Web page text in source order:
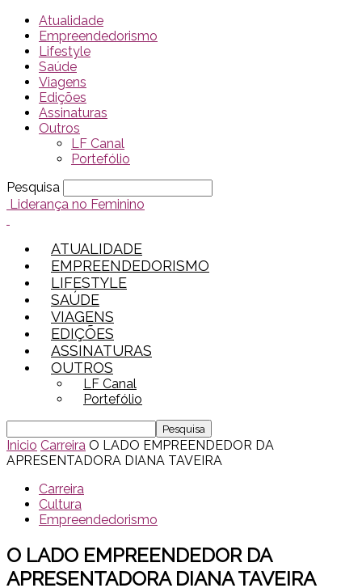
Atualidade
Empreendedorismo
Lifestyle
Saúde
Viagens
Edições
Assinaturas
Outros
LF Canal
Portefólio
Pesquisa
Liderança no Feminino
ATUALIDADE
EMPREENDEDORISMO
LIFESTYLE
SAÚDE
VIAGENS
EDIÇÕES
ASSINATURAS
OUTROS
LF Canal
Portefólio
Inicio Carreira O LADO EMPREENDEDOR DA
APRESENTADORA DIANA TAVEIRA
Carreira
Cultura
Empreendedorismo
O LADO EMPREENDEDOR DA
APRESENTADORA DIANA TAVEIRA